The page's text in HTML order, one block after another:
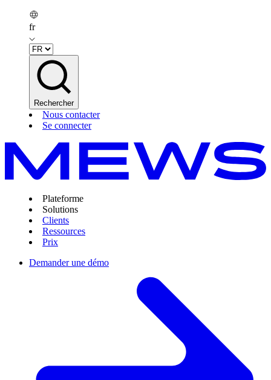
fr
Rechercher
Nous contacter
Se connecter
Plateforme
Solutions
Clients
Ressources
Prix
Demander une démo